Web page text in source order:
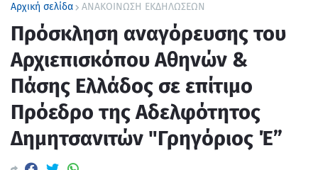
Αρχική σελίδα ΑΝΑΚΟΙΝΩΣΗ ΕΚΔΗΛΩΣΕΩΝ
Πρόσκληση αναγόρευσης του
Αρχιεπισκόπου Αθηνών &
Πάσης Ελλάδος σε επίτιμο
Πρόεδρο της Αδελφότητος
Δημητσανιτών "Γρηγόριος Έ”